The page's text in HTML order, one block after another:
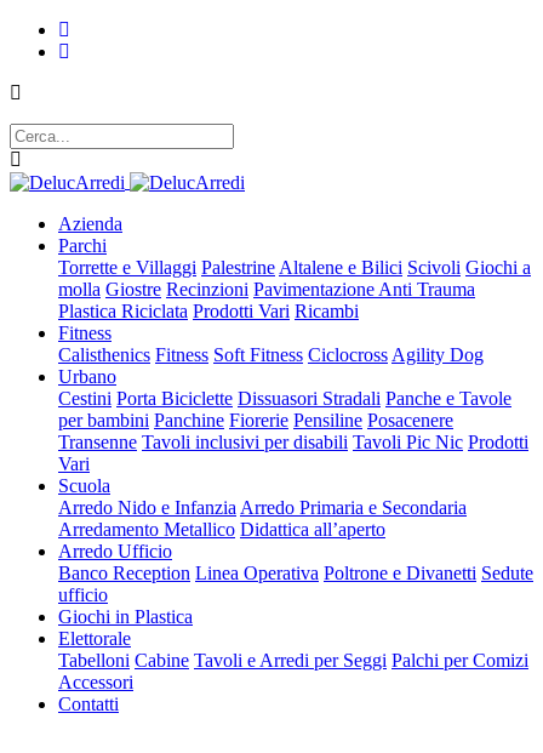
Azienda
Parchi
Torrette e Villaggi Palestrine Altalene e Bilici Scivoli Giochi a
molla Giostre Recinzioni Pavimentazione Anti Trauma
Plastica Riciclata Prodotti Vari Ricambi
Fitness
Calisthenics Fitness Soft Fitness Ciclocross Agility Dog
Urbano
Cestini Porta Biciclette Dissuasori Stradali Panche e Tavole
per bambini Panchine Fiorerie Pensiline Posacenere
Transenne Tavoli inclusivi per disabili Tavoli Pic Nic Prodotti
Vari
Scuola
Arredo Nido e Infanzia Arredo Primaria e Secondaria
Arredamento Metallico Didattica all’aperto
Arredo Ufficio
Banco Reception Linea Operativa Poltrone e Divanetti Sedute
ufficio
Giochi in Plastica
Elettorale
Tabelloni Cabine Tavoli e Arredi per Seggi Palchi per Comizi
Accessori
Contatti